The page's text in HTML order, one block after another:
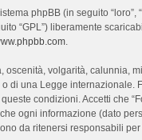
phpBB (in seguito
“GPL”) liberamente
.
oscenità, volgarità, calunnia,
di una Legge
condizioni. Accetti che
ogni informazione (dato
da ritenersi responsabili